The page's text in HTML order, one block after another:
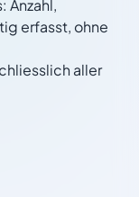
Anzahl,
erfasst, ohne
aller